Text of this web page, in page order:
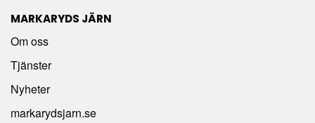
MARKARYDS JÄRN
Om oss
Tjänster
Nyheter
markarydsjarn.se